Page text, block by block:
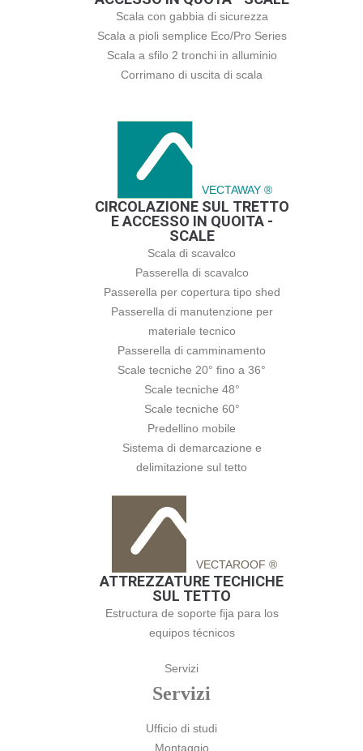
Scala con gabbia di sicurezza
Scala a pioli semplice Eco/Pro Series
Scala a sfilo 2 tronchi in alluminio
Corrimano di uscita di scala
VECTAWAY ®
CIRCOLAZIONE SUL TRETTO
E ACCESSO IN QUOITA -
SCALE
Scala di scavalco
Passerella di scavalco
Passerella per copertura tipo shed
Passerella di manutenzione per
materiale tecnico
Passerella di camminamento
Scale tecniche 20° fino a 36°
Scale tecniche 48°
Scale tecniche 60°
Predellino mobile
Sistema di demarcazione e
delimitazione sul tetto
VECTAROOF ®
ATTREZZATURE TECHICHE
SUL TETTO
Estructura de soporte fija para los
equipos técnicos
Servizi
Servizi
Ufficio di studi
Montaggio